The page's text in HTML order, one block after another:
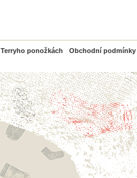
ponožkách Obchodní podmínky
PayPal